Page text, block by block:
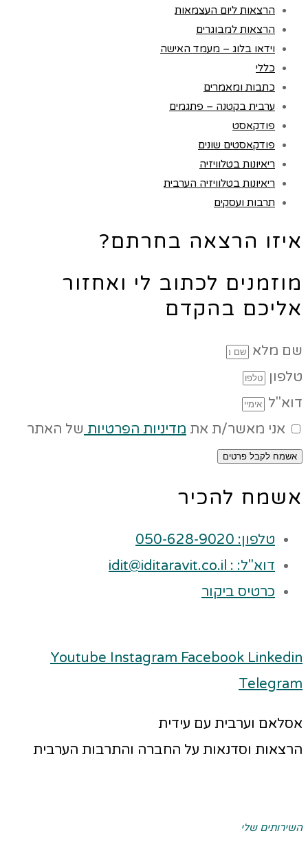
הרצאות ליום העצמאות
הרצאות למבוגרים
וידאו בלוג – מעמד האישה
כללי
כתבות ומאמרים
ערבית בקטנה – פתגמים
פודקאסט
פודקאסטים שונים
ריאיונות בטלוויזיה
ריאיונות בטלוויזיה הערבית
תרבות ועסקים
איזו הרצאה בחרתם?
מוזמנים לכתוב לי ואחזור
אליכם בהקדם
שם מלא
טלפון
דוא"ל
אני מאשר/ת את מדיניות הפרטיות של האתר
אשמח לקבל פרטים
אשמח להכיר
טלפון: 050-628-9020
דוא"ל: : idit@iditaravit.co.il
כרטיס ביקור
Youtube Instagram Facebook Linkedin
Telegram
אסלאם וערבית עם עידית
הרצאות וסדנאות על החברה והתרבות הערבית
השירותים שלי